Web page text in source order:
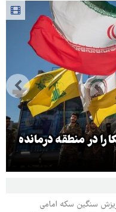
در منطقه درمانده